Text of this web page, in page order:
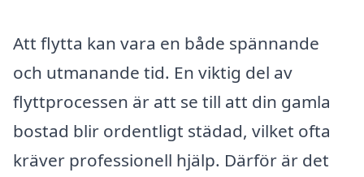
Att flytta kan vara en både spännande
och utmanande tid. En viktig del av
flyttprocessen är att se till att din gamla
bostad blir ordentligt städad, vilket ofta
kräver professionell hjälp. Därför är det